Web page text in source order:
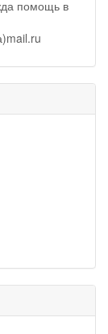
помощь в